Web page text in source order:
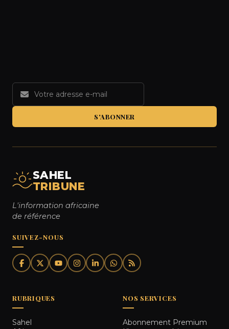
S'ABONNER
SAHEL
TRIBUNE
L'information africaine
de référence
SUIVEZ-NOUS
RUBRIQUES
Sahel
NOS SERVICES
Abonnement Premium